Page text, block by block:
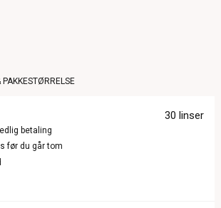
PAKKESTØRRELSE
30 linser
betaling
før du går tom